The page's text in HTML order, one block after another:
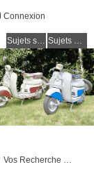
Connexion
Sujets sans réponse Sujets actifs
Vos Recherche de Pièces